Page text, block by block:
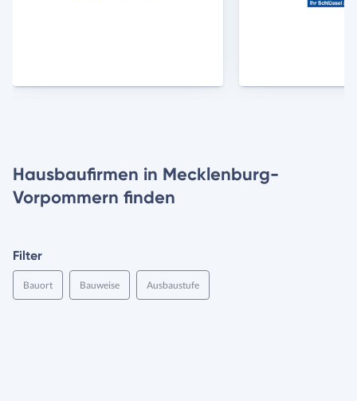
Hausbaufirmen in Mecklenburg-
Vorpommern finden
Filter
Bauort Bauweise Ausbaustufe